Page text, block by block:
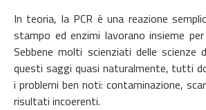
In teoria, la PCR è una reazione
stampo ed enzimi lavorano insieme
Sebbene molti scienziati delle scienze
questi saggi quasi naturalmente, tutti
i problemi ben noti: contaminazione,
risultati incoerenti.